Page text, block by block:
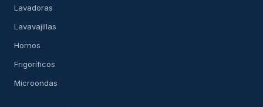
Lavadoras
Lavavajillas
Hornos
Frigoríficos
Microondas